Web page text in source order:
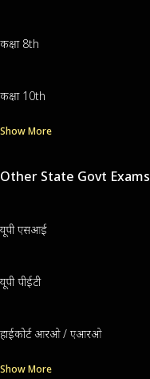
कक्षा 8th
कक्षा 10th
Show More
Other State Govt Exams
यूपी एसआई
यूपी पीईटी
हाईकोर्ट आरओ / एआरओ
Show More